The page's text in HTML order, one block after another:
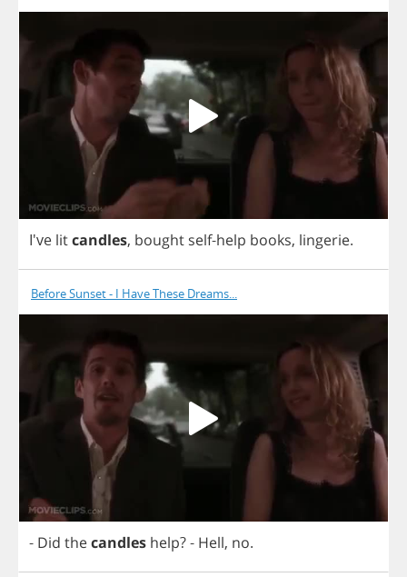
I've litcandles, bought self-help books, lingerie.
Before Sunset - I Have These Dreams...
- Did thecandles help?- Hell, no.